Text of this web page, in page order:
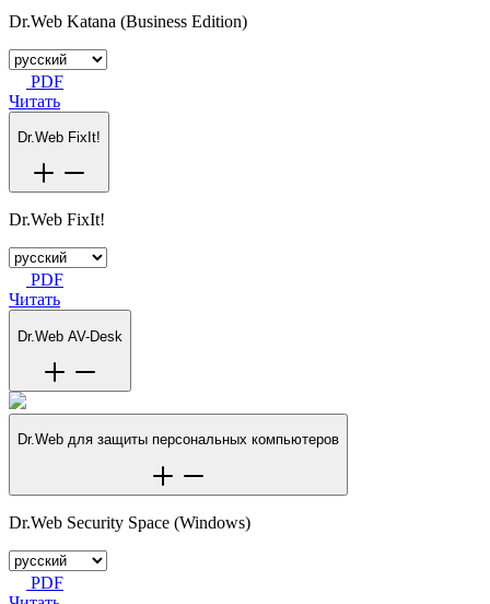
Dr.Web Katana (Business Edition)
PDF
Читать
Dr.Web FixIt!
Dr.Web FixIt!
PDF
Читать
Dr.Web AV-Desk
Dr.Web для защиты персональных компьютеров
Dr.Web Security Space (Windows)
PDF